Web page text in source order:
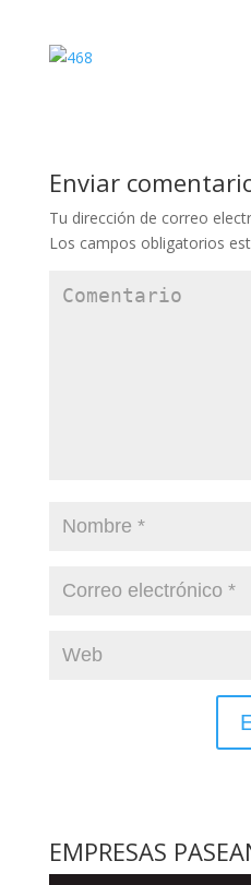
EMPRESAS
Enviar
Tu dirección de correo
Los campos obligatorios